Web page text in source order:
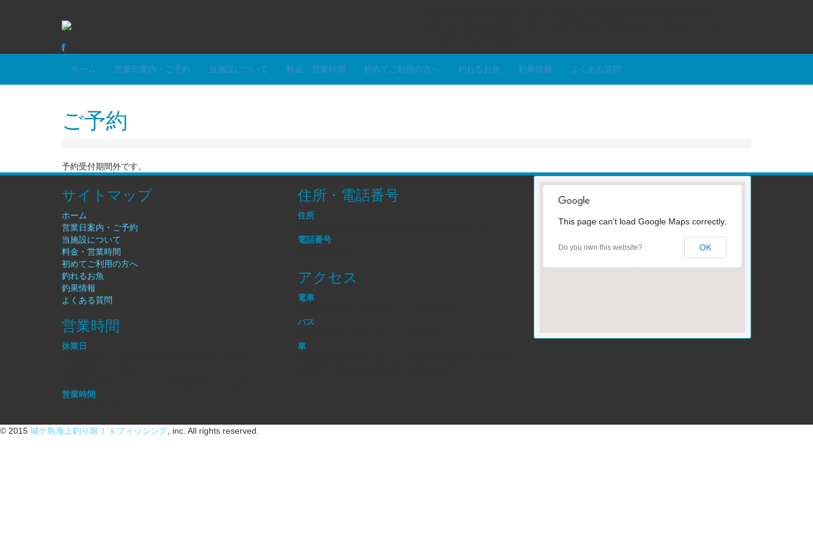
ホーム 営業日案内・ご予約 当施設について 料金・営業時間 初めてご利用の方へ 釣れるお魚 釣果情報 よくある質問
ご予約
予約受付期間外です。
サイトマップ
ホーム
営業日案内・ご予約
当施設について
料金・営業時間
初めてご利用の方へ
釣れるお魚
釣果情報
よくある質問
営業時間
休業日
営業時間
住所・電話番号
住所
電話番号
アクセス
電車
バス
車
受け付けはこちら
This page can't load Google Maps correctly.
Do you own this website? OK
© 2015 城ケ島海上釣り堀Ｊ’ｓフィッシング , inc. All rights reserved.